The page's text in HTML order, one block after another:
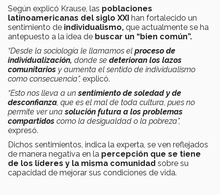
Según explicó Krause, las poblaciones
latinoamericanas del siglo XXI han fortalecido un
sentimiento de individualismo, que actualmente se ha
antepuesto a la idea de buscar un “bien común”.
“Desde la sociología le llamamos el proceso de
individualización, donde se deterioran los lazos
comunitarios y aumenta el sentido de individualismo
como consecuencia”, explicó.
“Esto nos lleva a un sentimiento de soledad y de
desconfianza, que es el mal de toda cultura, pues no
permite ver unasolución futura a los problemas
compartidos como la desigualdad o la pobreza”,
expresó.
Dichos sentimientos, indica la experta, se ven reflejados
de manera negativa en la percepción que se tiene
de los líderes y la misma comunidad sobre su
capacidad de mejorar sus condiciones de vida.